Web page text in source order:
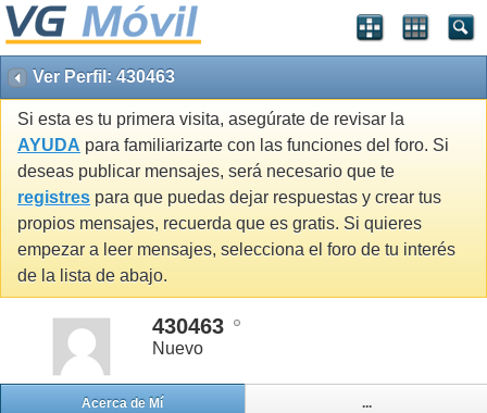
Ver Perfil: 430463
Si esta es tu primera visita, asegúrate de revisar la
AYUDA para familiarizarte con las funciones del foro. Si
deseas publicar mensajes, será necesario que te
registres para que puedas dejar respuestas y crear tus
propios mensajes, recuerda que es gratis. Si quieres
empezar a leer mensajes, selecciona el foro de tu interés
de la lista de abajo.
430463
Nuevo
Acerca de Mí ...